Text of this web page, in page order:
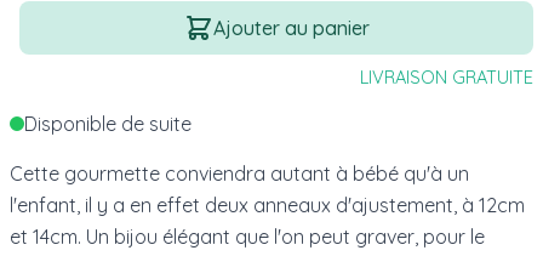
Quantité
Ajouter au panier
LIVRAISON GRATUITE
Disponible de suite
Cette gourmette conviendra autant à bébé qu'à un
l'enfant, il y a en effet deux anneaux d'ajustement, à 12cm
et 14cm. Un bijou élégant que l'on peut graver, pour le